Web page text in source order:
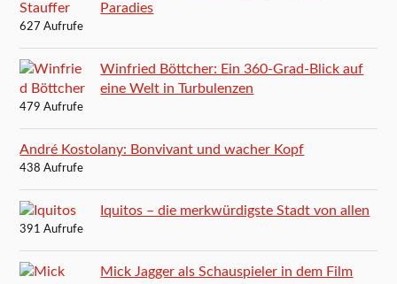
Paradies
627 Aufrufe
Winfried Böttcher: Ein 360-Grad-Blick auf
eine Welt in Turbulenzen
479 Aufrufe
André Kostolany: Bonvivant und wacher Kopf
438 Aufrufe
Iquitos – die merkwürdigste Stadt von allen
391 Aufrufe
Mick Jagger als Schauspieler in dem Film